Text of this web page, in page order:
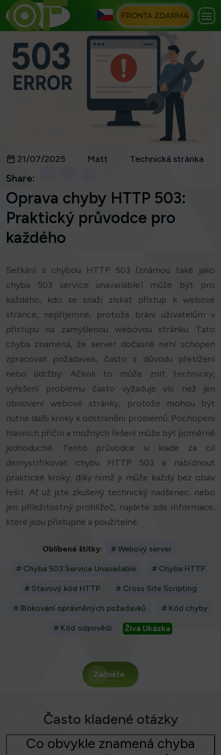
FRONTA ZDARMA
21/07/2025 Matt Technická stránka
Share:
Oprava chyby HTTP 503:
Praktický průvodce pro
každého
Setkání s chybou HTTP 503 (známou také jako
chyba 503 service unavailable) může být pro
každého, kdo se snaží získat přístup k webové
stránce, nepříjemné, protože brání uživatelům v
přístupu na zamýšlenou webovou stránku. Tato
chyba znamená, že server dočasně není schopen
zpracovat požadavek, často z důvodu přetížení
nebo údržby. Ačkoli to může znít technicky,
vyřešení problému často vyžaduje víc než jen
obnovení webové stránky, protože mohou být
nutné další kroky k odstranění problémů. Pochopení
hlavních příčin a možných řešení může být poměrně
jednoduché. Tento průvodce si klade za cíl
demystifikovat chybu HTTP 503 a nabídnout
praktické kroky, díky nimž ji může každý bez obav
řešit. Ať už jste zkušený technický nadšenec, nebo
jen příležitostný prohlížeč, najdete zde informace,
které jsou přístupné a použitelné.
Oblíbené štítky: # Webový server
# Chyba 503 Service Unavailable # Chyba HTTP
# Stavový kód HTTP # Cross Site Scripting
# Blokování oprávněných požadavků # Kód chyby
# Kód odpovědi Živá Ukázka
Začněte
Často kladené otázky
Co obvykle znamená chyba